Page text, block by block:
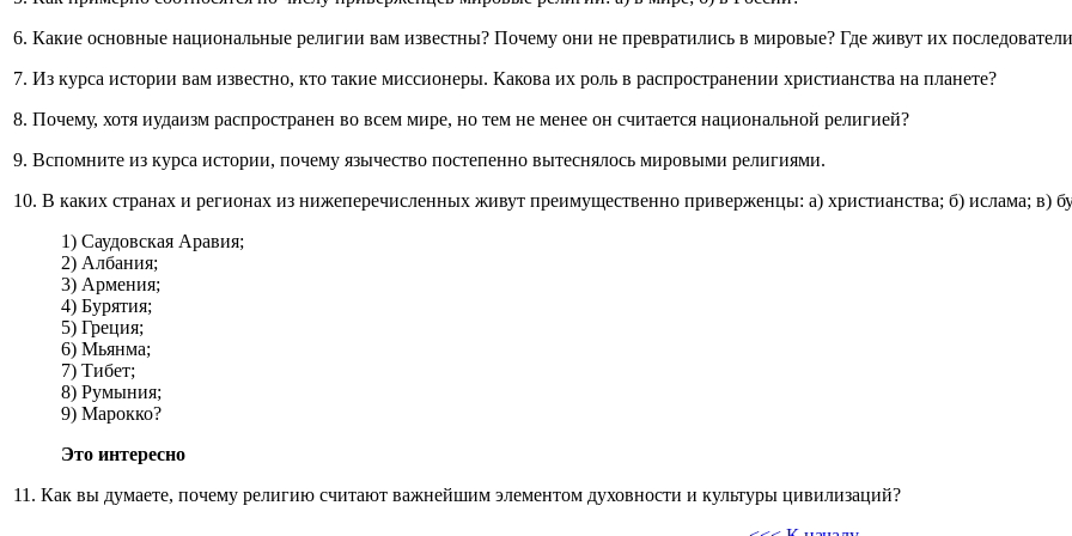
6. Какие основные национальные религии вам известны? Почему они не превратились в мировые? Где живут их
7. Из курса истории вам известно, кто такие миссионеры. Какова их роль в распространении христианства на планете?
8. Почему, хотя иудаизм распространен во всем мире, но тем не менее он считается национальной религией?
9. Вспомните из курса истории, почему язычество постепенно вытеснялось мировыми религиями.
10. В каких странах и регионах из нижеперечисленных живут преимущественно приверженцы: а) христианства; б) ислама; в)
1) Саудовская Аравия;
2) Албания;
3) Армения;
4) Бурятия;
5) Греция;
6) Мьянма;
7) Тибет;
8) Румыния;
9) Марокко?
Это интересно
11. Как вы думаете, почему религию считают важнейшим элементом духовности и культуры цивилизаций?